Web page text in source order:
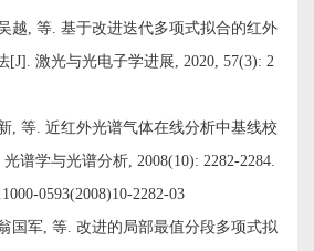
越, 等. 基于改进迭代多项式拟合的红外
[J]. 激光与光电子学进展, 2020, 57(3): 2
, 等. 近红外光谱气体在线分析中基线校
谱学与光谱分析, 2008(10): 2282-2284.
0593(2008)10-2282-03
国军, 等. 改进的局部最值分段多项式拟